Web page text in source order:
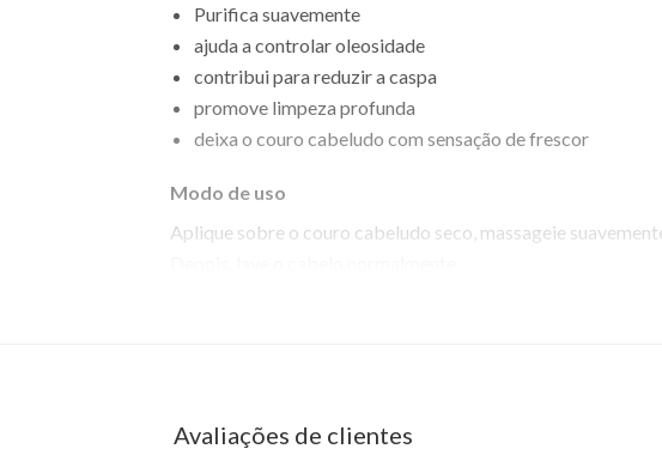
Purifica suavemente
ajuda a controlar oleosidade
contribui para reduzir a caspa
promove limpeza profunda
deixa o couro cabeludo com sensação de frescor
Modo de uso
Aplique sobre o couro cabeludo seco, massageie
Avaliações de clientes